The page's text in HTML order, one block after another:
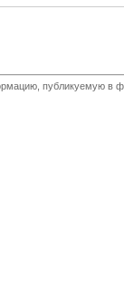
публикуемую